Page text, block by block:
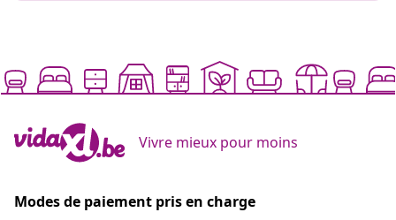
Vivre mieux pour moins
Modes de paiement pris en charge